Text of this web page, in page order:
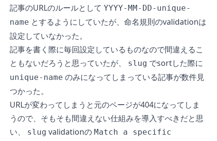
記事のURLのルールとして YYYY-MM-DD-unique-
name とするようにしていたが、命名規則のvalidationは
設定していなかった。
記事を書く際に毎回設定しているものなので間違えるこ
ともないだろうと思っていたが、
slug でsortした際に
unique-name のみになってしまっている記事が数件見
つかった。
URLが変わってしまうと元のページが404になってしま
うので、そもそも間違えない仕組みを導入すべきだと思
い、
slug validationの Match a specific